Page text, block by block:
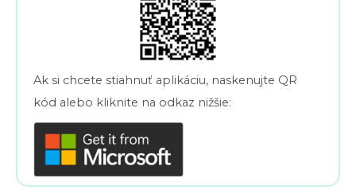
Ak si chcete stiahnuť aplikáciu, naskenujte QR
kód alebo kliknite na odkaz nižšie: